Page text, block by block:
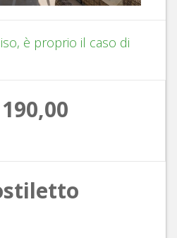
è proprio il caso di